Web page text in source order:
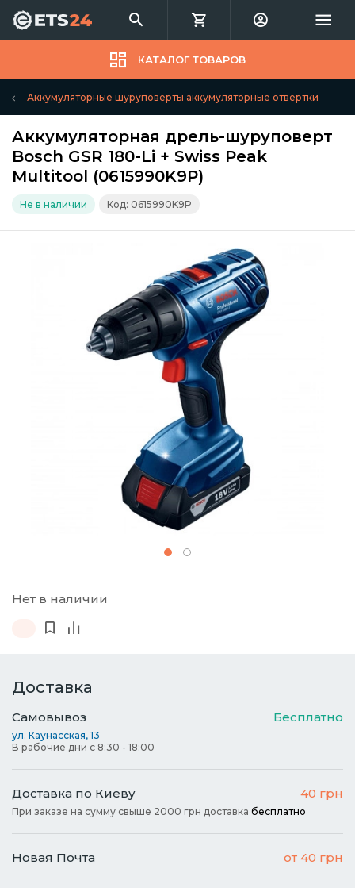
КАТАЛОГ ТОВАРОВ
Аккумуляторные шуруповерты аккумуляторные отвертки
Аккумуляторная дрель-шуруповерт
Bosch GSR 180-Li + Swiss Peak
Multitool (0615990K9P)
Не в наличии Код: 0615990K9P
Нет в наличии
Доставка
Самовывоз Бесплатно
ул. Каунасская, 13
В рабочие дни с 8:30 - 18:00
Доставка по Киеву 40 грн
При заказе на сумму свыше 2000 грн доставка бесплатно
Новая Почта от 40 грн